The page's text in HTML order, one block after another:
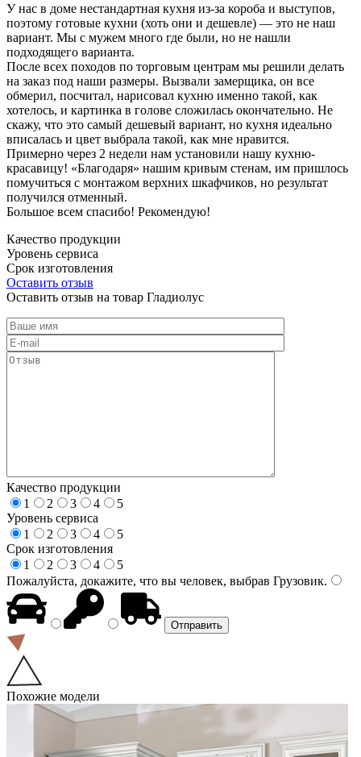
У нас в доме нестандартная кухня из-за короба и выступов,
поэтому готовые кухни (хоть они и дешевле) — это не наш
вариант. Мы с мужем много где были, но не нашли
подходящего варианта.
После всех походов по торговым центрам мы решили делать
на заказ под наши размеры. Вызвали замерщика, он все
обмерил, посчитал, нарисовал кухню именно такой, как
хотелось, и картинка в голове сложилась окончательно. Не
скажу, что это самый дешевый вариант, но кухня идеально
вписалась и цвет выбрала такой, как мне нравится.
Примерно через 2 недели нам установили нашу кухню-
красавицу! «Благодаря» нашим кривым стенам, им пришлось
помучиться с монтажом верхних шкафчиков, но результат
получился отменный.
Большое всем спасибо! Рекомендую!
Качество продукции
Уровень сервиса
Срок изготовления
Оставить отзыв
Оставить отзыв на товар Гладиолус
Качество продукции
1
2 3 4
5
Уровень сервиса
1
2 3 4
5
Срок изготовления
1
2 3 4
5
Пожалуйста, докажите, что вы человек, выбрав Грузовик.
Похожие модели